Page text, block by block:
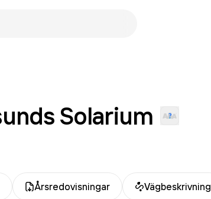
Solarium
Årsredovisningar Vägbeskrivning